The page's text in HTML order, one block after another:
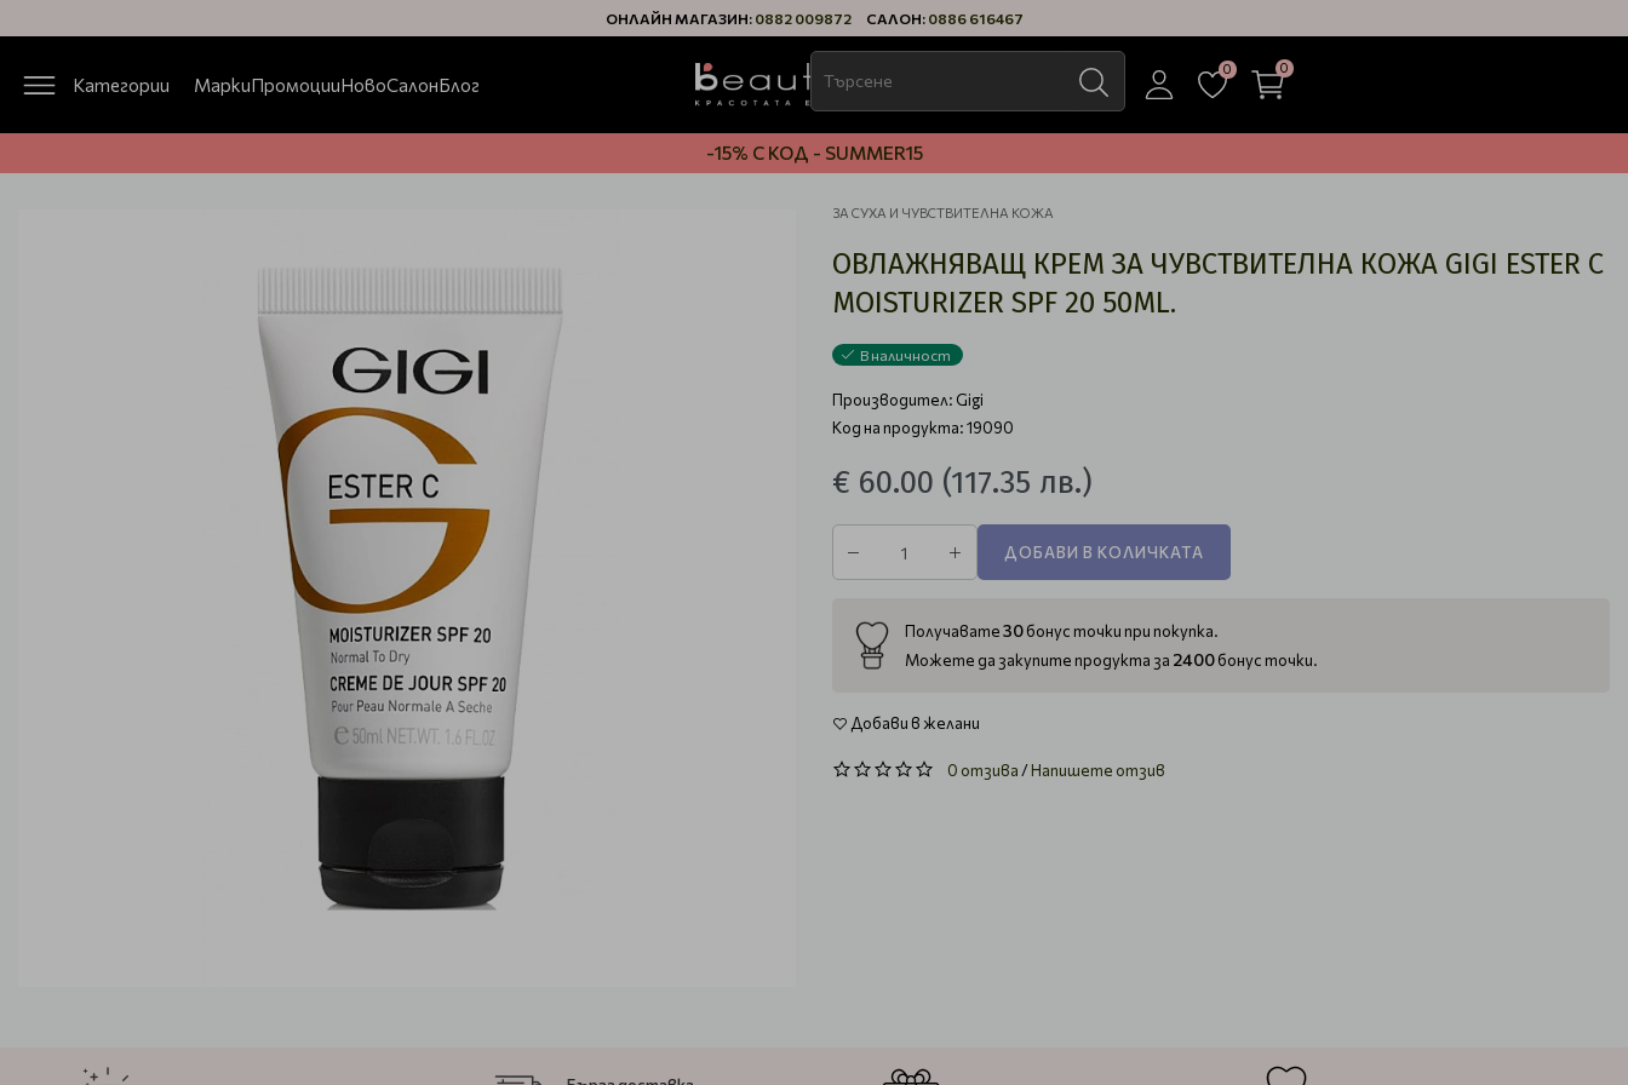
ОНЛАЙН МАГАЗИН: 0882 009872 САЛОН: 0886 616467
Категории МаркиПромоцииНовоСалонБлог
0 0
-15% С КОД - SUMMER15
ЗА СУХА И ЧУВСТВИТЕЛНА КОЖА
ОВЛАЖНЯВАЩ КРЕМ ЗА ЧУВСТВИТЕЛНА КОЖА GIGI ESTER C
MOISTURIZER SPF 20 50ML.
В наличност
Производител: Gigi
Код на продукта: 19090
€ 60.00 (117.35 лв.)
ДОБАВИ В КОЛИЧКАТА
Получавате30бонус точки при покупка.
Можете да закупите продукта за 2400бонус точки.
Добави в желани
0 отзива/Напишете отзив